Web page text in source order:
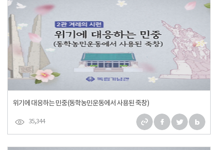
위기에 대응하는 민중(동학농민운동에서 사용된 죽창)
35,344